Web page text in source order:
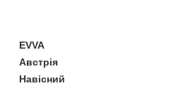
EVVA
Австрія
Навісний